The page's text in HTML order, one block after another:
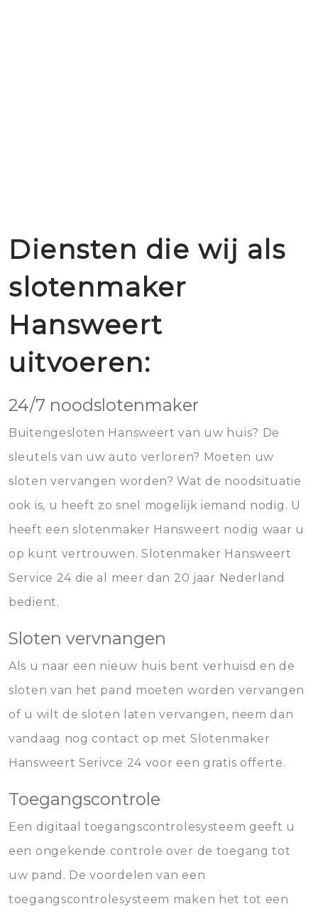
Diensten die wij als
slotenmaker
Hansweert
uitvoeren:
24/7 noodslotenmaker
Buitengesloten Hansweert van uw huis? De
sleutels van uw auto verloren? Moeten uw
sloten vervangen worden? Wat de noodsituatie
ook is, u heeft zo snel mogelijk iemand nodig. U
heeft een slotenmaker Hansweert nodig waar u
op kunt vertrouwen. Slotenmaker Hansweert
Service 24 die al meer dan 20 jaar Nederland
bedient.
Sloten vervnangen
Als u naar een nieuw huis bent verhuisd en de
sloten van het pand moeten worden vervangen
of u wilt de sloten laten vervangen, neem dan
vandaag nog contact op met Slotenmaker
Hansweert Serivce 24 voor een gratis offerte.
Toegangscontrole
Een digitaal toegangscontrolesysteem geeft u
een ongekende controle over de toegang tot
uw pand. De voordelen van een
toegangscontrolesysteem maken het tot een